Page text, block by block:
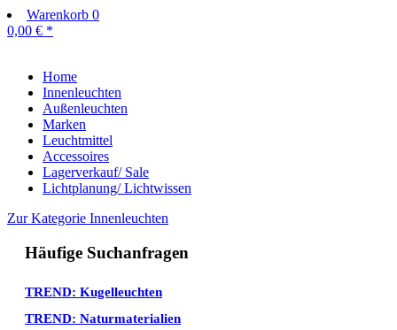
Warenkorb 0
0,00 € *
Home
Innenleuchten
Außenleuchten
Marken
Leuchtmittel
Accessoires
Lagerverkauf/ Sale
Lichtplanung/ Lichtwissen
Zur Kategorie Innenleuchten
Häufige Suchanfragen
TREND: Kugelleuchten
TREND: Naturmaterialien